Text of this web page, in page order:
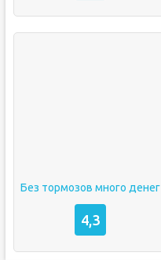
Без тормозов много денег
4,3